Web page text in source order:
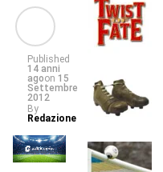
Published
14 anni
agoon 15
Settembre
2012
By
Redazione